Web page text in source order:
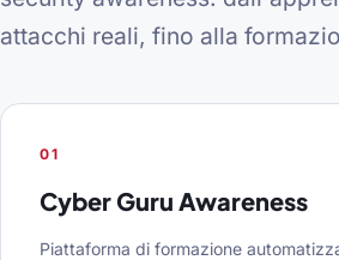
attacchi reali, fino alla
01
Cyber Guru Awareness
Piattaforma di formazione